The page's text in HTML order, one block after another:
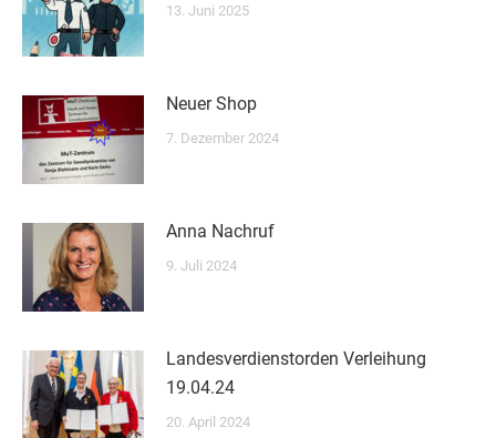
13. Juni 2025
Neuer Shop
7. Dezember 2024
Anna Nachruf
9. Juli 2024
Landesverdienstorden Verleihung
19.04.24
20. April 2024